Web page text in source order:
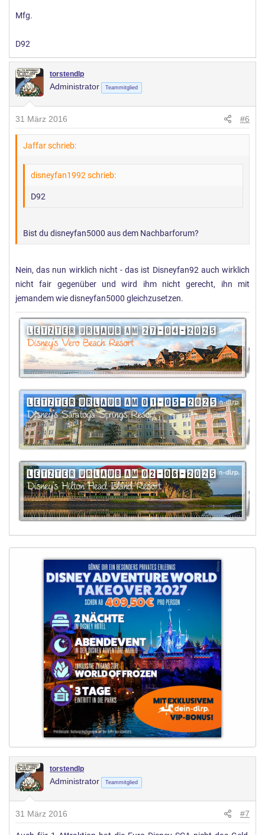
Mfg.
D92
torstendlp
Administrator Teammitglied
31 März 2016 #6
Jaffar schrieb:
disneyfan1992 schrieb:
D92
Bist du disneyfan5000 aus dem Nachbarforum?
Nein, das nun wirklich nicht - das ist Disneyfan92 auch wirklich
nicht fair gegenüber und wird ihm nicht gerecht, ihn mit
jemandem wie disneyfan5000 gleichzusetzen.
torstendlp
Administrator Teammitglied
31 März 2016 #7